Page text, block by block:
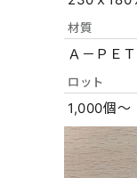
材質
Ａ－ＰＥ
ロット
1,000個～